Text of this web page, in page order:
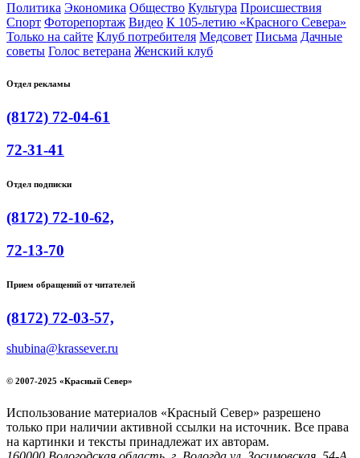
Политика Экономика Общество Культура Происшествия
Спорт Фоторепортаж Видео К 105-летию «Красного Севера»
Только на сайте Клуб потребителя Медсовет Письма Дачные
советы Голос ветерана Женский клуб
Отдел рекламы
(8172) 72-04-61
72-31-41
Отдел подписки
(8172) 72-10-62,
72-13-70
Прием обращений от читателей
(8172) 72-03-57,
shubina@krassever.ru
© 2007-2025 «Красный Север»
Использование материалов «Красный Север» разрешено
только при наличии активной ссылки на источник. Все права
на картинки и тексты принадлежат их авторам.